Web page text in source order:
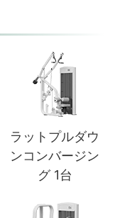
ラットプルダウ
ンコンバージン
グ 1台